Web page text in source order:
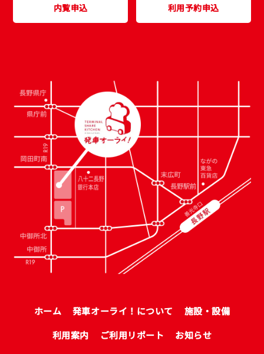
内覧申込 利用予約申込
ホーム 発車オーライ！について
施設・設備
利用案内
ご利用リポート お知らせ